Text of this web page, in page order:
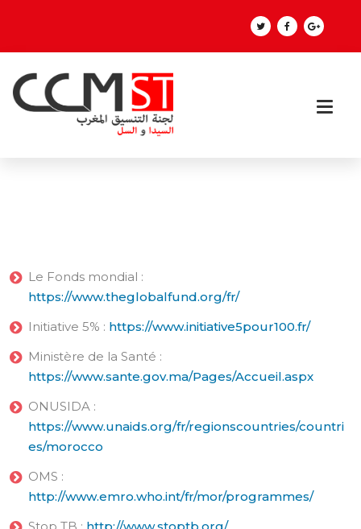
Le Fonds mondial :
https://www.theglobalfund.org/fr/
Initiative 5% : https://www.initiative5pour100.fr/
Ministère de la Santé :
https://www.sante.gov.ma/Pages/Accueil.aspx
ONUSIDA :
https://www.unaids.org/fr/regionscountries/countri
es/morocco
OMS :
http://www.emro.who.int/fr/mor/programmes/